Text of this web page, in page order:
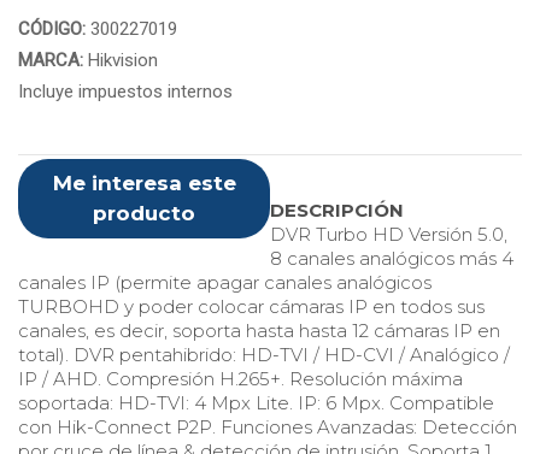
CÓDIGO: 300227019
MARCA: Hikvision
Incluye impuestos internos
Me interesa este
producto
DESCRIPCIÓN
DVR Turbo HD Versión 5.0,
8 canales analógicos más 4
canales IP (permite apagar canales analógicos
TURBOHD y poder colocar cámaras IP en todos sus
canales, es decir, soporta hasta hasta 12 cámaras IP en
total). DVR pentahibrido: HD-TVI / HD-CVI / Analógico /
IP / AHD. Compresión H.265+. Resolución máxima
soportada: HD-TVI: 4 Mpx Lite. IP: 6 Mpx. Compatible
con Hik-Connect P2P. Funciones Avanzadas: Detección